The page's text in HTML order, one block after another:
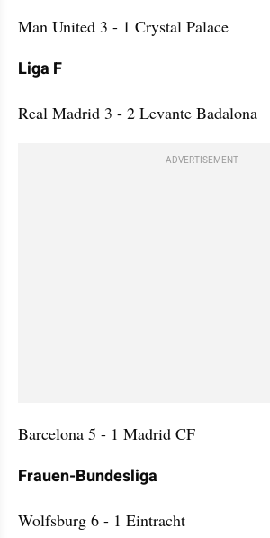
Man United 3 - 1 Crystal Palace
Liga F
Real Madrid 3 - 2 Levante Badalona
ADVERTISEMENT
Barcelona 5 - 1 Madrid CF
Frauen-Bundesliga
Wolfsburg 6 - 1 Eintracht